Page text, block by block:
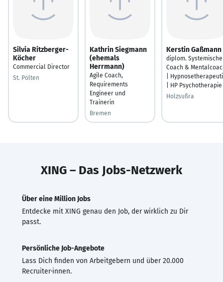
Silvia Ritzberger-
Köcher
Commercial Director
St. Pölten
Kathrin Siegmann
(ehemals
Herrmann)
Agile Coach,
Requirements
Engineer und
Trainerin
Bremen
Kerstin Gaßmann
diplom. Systemische
Coach &
|
| HP Psychotherapie
Holzsußra
XING – Das Jobs-Netzwerk
Über eine Million Jobs
Entdecke mit XING genau den Job, der wirklich zu Dir
passt.
Persönliche Job-Angebote
Lass Dich finden von Arbeitgebern und über 20.000
Recruiter·innen.